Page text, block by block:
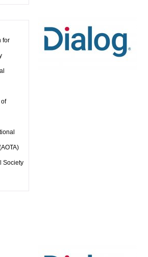
for
Society